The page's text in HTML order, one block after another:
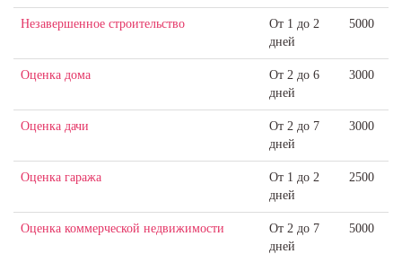
Незавершенное строительство
От 1 до 2
дней
5000
Оценка дома
От 2 до 6
дней
3000
Оценка дачи
От 2 до 7
дней
3000
Оценка гаража
От 1 до 2
дней
2500
Оценка коммерческой недвижимости
От 2 до 7
дней
5000